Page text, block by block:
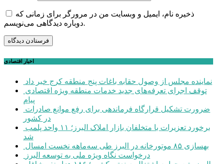
ذخیره نام، ایمیل و وبسایت من در مرورگر برای زمانی که
دوباره دیدگاهی می‌نویسم.
اخبار اقتصادی
نماینده مجلس از وصول حقابه باغات پنج منطقه کرج خبر داد
پیام
در کشور
شد
بهسازی ۸۵ موتورخانه در البرز طی سه‌ماهه نخست امسال
درخواست نگاه ویژه ملی به توسعه البرز